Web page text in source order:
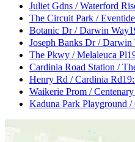
Juliet Gdns / Waterford
The Circuit Park /
Botanic Dr / Darwin Way
Joseph Banks Dr / Darwin
The Pkwy / Melaleuca Pl
Cardinia Road Station /
Henry Rd / Cardinia Rd
Waikerie Prom /
Kaduna Park Playground /